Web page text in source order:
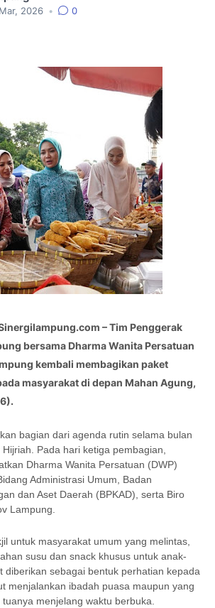
2026 •
0
– Tim Penggerak
bersama Dharma Wanita Persatuan
kembali membagikan paket
masyarakat di depan Mahan Agung,
bagian dari agenda rutin selama bulan
Pada hari ketiga pembagian,
Dharma Wanita Persatuan (DWP)
Administrasi Umum, Badan
dan Aset Daerah (BPKAD), serta Biro
Lampung.
untuk masyarakat umum yang melintas,
susu dan snack khusus untuk anak-
diberikan sebagai bentuk perhatian kepada
menjalankan ibadah puasa maupun yang
menjelang waktu berbuka.